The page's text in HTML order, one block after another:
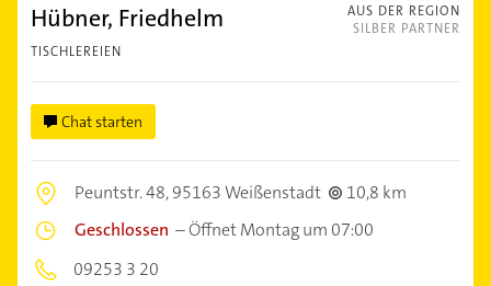
AUS DER REGION
SILBER PARTNER
Hübner, Friedhelm
TISCHLEREIEN
Chat starten
Peuntstr. 48,95163 Weißenstadt
10,8 km
Geschlossen –Öffnet Montag um 07:00
09253 3 20